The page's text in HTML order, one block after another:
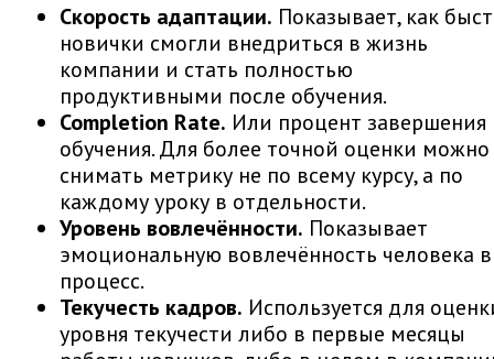
Скорость адаптации. Показывает, как
новички смогли внедриться в жизнь
компании и стать полностью
продуктивными после обучения.
Completion Rate. Или процент завершения
обучения. Для более точной оценки можно
снимать метрику не по всему курсу, а по
каждому уроку в отдельности.
Уровень вовлечённости. Показывает
эмоциональную вовлечённость человека в
процесс.
Текучесть кадров. Используется для
уровня текучести либо в первые месяцы